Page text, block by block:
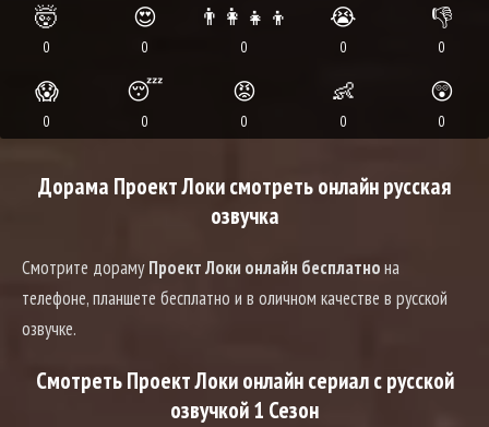
🤯
0
😍
0
👨‍👩‍👧‍👦
0
😭
0
👎
0
😱
0
😴
0
😡
0
👶
0
😲
0
Дорама Проект Локи смотреть онлайн русская
озвучка
Смотрите дорамуПроект Локи онлайн бесплатнона
телефоне, планшете бесплатно и в оличном качестве в русской
озвучке.
Смотреть Проект Локи онлайн сериал с русской
озвучкой 1 Сезон